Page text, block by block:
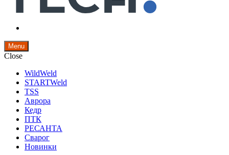
Menu
Close
WildWeld
STARTWeld
TSS
Аврора
Кедр
ПТК
РЕСАНТА
Сварог
Новинки